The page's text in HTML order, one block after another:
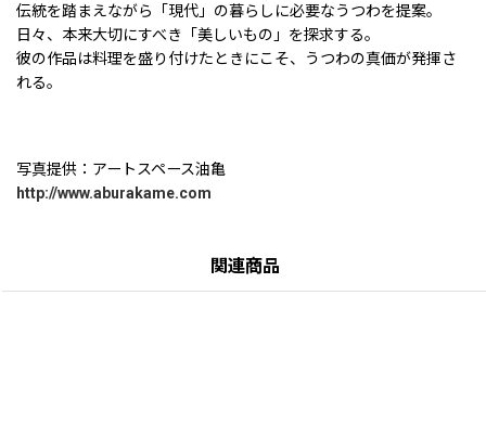
伝統を踏まえながら「現代」の暮らしに必要なうつわを提案。
日々、本来大切にすべき「美しいもの」を探求する。
彼の作品は料理を盛り付けたときにこそ、うつわの真価が発揮さ
れる。
写真提供：アートスペース油亀
http://www.aburakame.com
関連商品